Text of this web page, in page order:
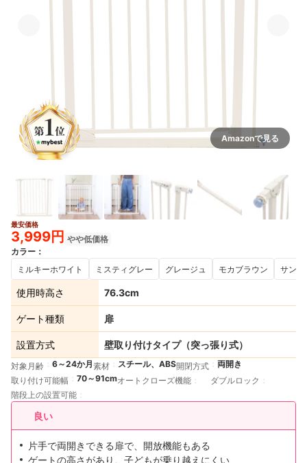
Amazonで見る
最安価格
3,999円 やや低価格
カラー ：
ミルキーホワイト
ミスティグレー グレージュ モカブラウン サンド
使用時高さ 76.3cm
ゲート種類 扉
設置方式 壁取り付けタイプ（突っ張り式）
対象月齢 6～24か月素材 スチール、ABS開閉方式
両開き
取り付け可能幅
70～91cmオートクローズ機能
ダブルロック
階段上の設置可能
良い
片手で両開きできる扉で、開放機能もある
ゲートの高さがあり、子どもが乗り越えにくい